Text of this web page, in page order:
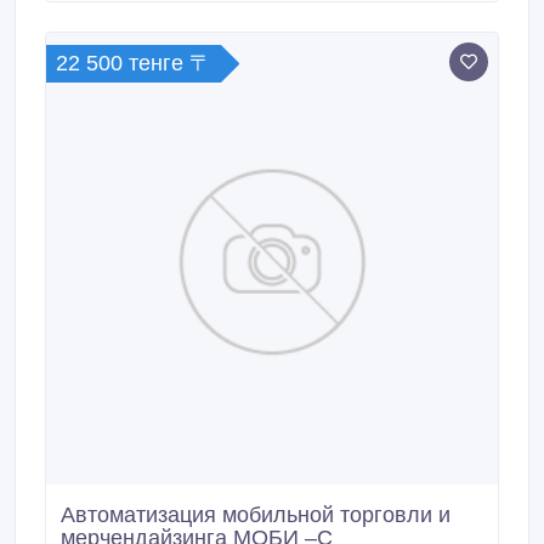
22 500 тенге 〒
Автоматизация мобильной торговли и
мерчендайзинга МОБИ –С